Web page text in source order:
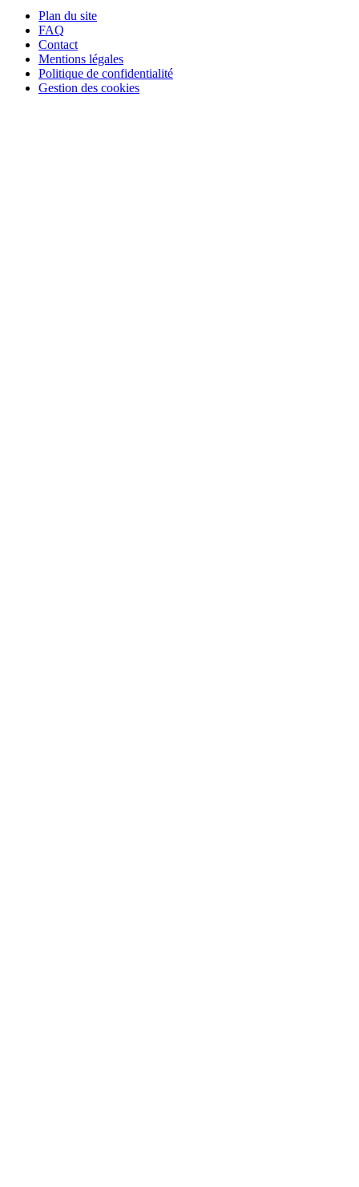
Plan du site
FAQ
Contact
Mentions légales
Politique de confidentialité
Gestion des cookies